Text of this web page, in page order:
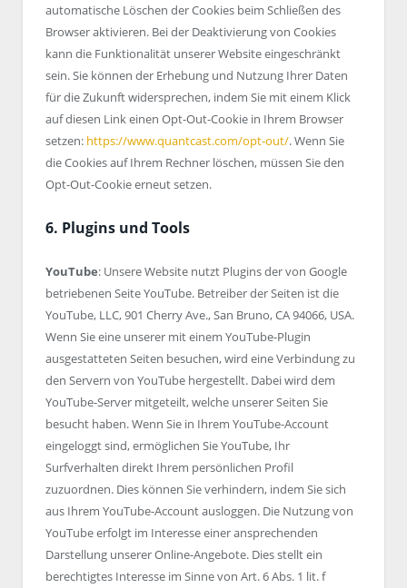
automatische Löschen der Cookies beim Schließen des
Browser aktivieren. Bei der Deaktivierung von Cookies
kann die Funktionalität unserer Website eingeschränkt
sein. Sie können der Erhebung und Nutzung Ihrer Daten
für die Zukunft widersprechen, indem Sie mit einem Klick
auf diesen Link einen Opt-Out-Cookie in Ihrem Browser
setzen: https://www.quantcast.com/opt-out/. Wenn Sie
die Cookies auf Ihrem Rechner löschen, müssen Sie den
Opt-Out-Cookie erneut setzen.
6. Plugins und Tools
YouTube: Unsere Website nutzt Plugins der von Google
betriebenen Seite YouTube. Betreiber der Seiten ist die
YouTube, LLC, 901 Cherry Ave., San Bruno, CA 94066, USA.
Wenn Sie eine unserer mit einem YouTube-Plugin
ausgestatteten Seiten besuchen, wird eine Verbindung zu
den Servern von YouTube hergestellt. Dabei wird dem
YouTube-Server mitgeteilt, welche unserer Seiten Sie
besucht haben. Wenn Sie in Ihrem YouTube-Account
eingeloggt sind, ermöglichen Sie YouTube, Ihr
Surfverhalten direkt Ihrem persönlichen Profil
zuzuordnen. Dies können Sie verhindern, indem Sie sich
aus Ihrem YouTube-Account ausloggen. Die Nutzung von
YouTube erfolgt im Interesse einer ansprechenden
Darstellung unserer Online-Angebote. Dies stellt ein
berechtigtes Interesse im Sinne von Art. 6 Abs. 1 lit. f